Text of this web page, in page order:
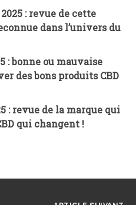
: revue de cette
dans l’univers du
: bonne ou mauvaise
des bons produits CBD
: revue de la marque qui
qui changent !